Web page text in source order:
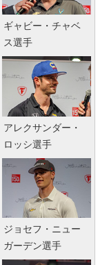
ギャビー・チャベ
ス選手
アレクサンダー・
ロッシ選手
ジョセフ・ニュー
ガーデン選手